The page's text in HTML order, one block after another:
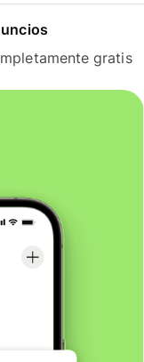
gratis